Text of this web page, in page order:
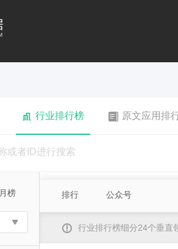
行业排行榜 原文应用排
月榜 排行 公众号
行业排行榜细分24个垂直